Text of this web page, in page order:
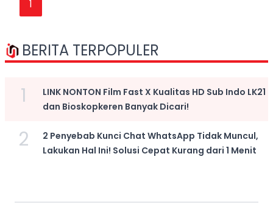
1
BERITA TERPOPULER
1
LINK NONTON Film Fast X Kualitas HD Sub Indo LK21
dan Bioskopkeren Banyak Dicari!
2
2 Penyebab Kunci Chat WhatsApp Tidak Muncul,
Lakukan Hal Ini! Solusi Cepat Kurang dari 1 Menit